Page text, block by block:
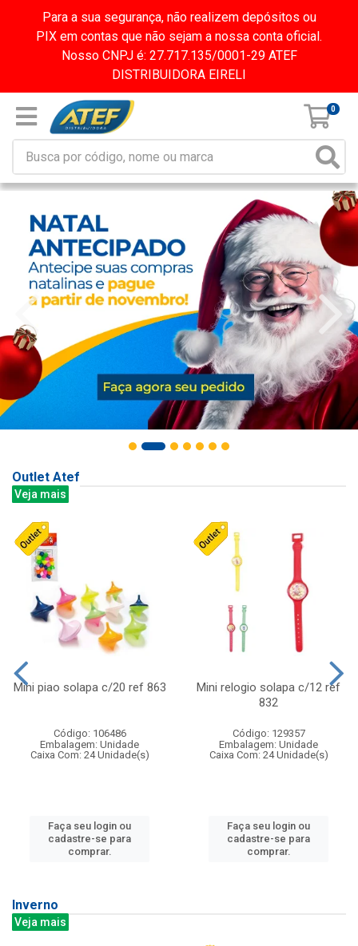
Para a sua segurança, não realizem depósitos ou
PIX em contas que não sejam a nossa conta oficial.
Nosso CNPJ é: 27.717.135/0001-29 ATEF
DISTRIBUIDORA EIRELI
0
Outlet Atef
Veja mais
Mini piao solapa c/20 ref 863
Código: 106486
Embalagem: Unidade
Caixa Com: 24 Unidade(s)
Faça seu login ou
cadastre-se para
comprar.
Mini relogio solapa c/12 ref
832
Código: 129357
Embalagem: Unidade
Caixa Com: 24 Unidade(s)
Faça seu login ou
cadastre-se para
comprar.
Inverno
Veja mais